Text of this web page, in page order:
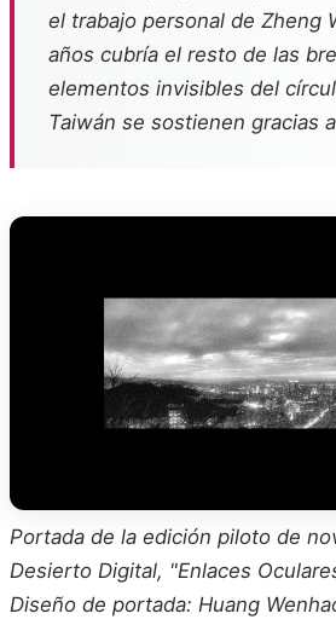
el trabajo personal de Zheng
años cubría el resto de las
elementos invisibles del
Taiwán se sostienen gracias
Portada de la edición piloto de
Desierto Digital, "Enlaces
Diseño de portada: Huang